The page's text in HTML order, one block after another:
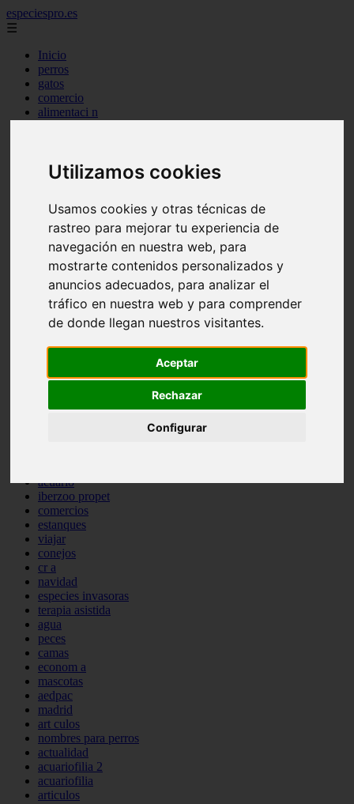
Utilizamos cookies
Usamos cookies y otras técnicas de
rastreo para mejorar tu experiencia de
navegación en nuestra web, para
mostrarte contenidos personalizados y
anuncios adecuados, para analizar el
tráfico en nuestra web y para comprender
de donde llegan nuestros visitantes.
Aceptar
Rechazar
Configurar
especiespro.es
☰
Inicio
perros
gatos
comercio
alimentaci n
tenencia responsable
ventas
aves
marketing
peque os mam feros
verano
legislaci n
peluquer a
accesorios
peluquer a canina
consejos
protagonistas
abandono
acuario
iberzoo propet
comercios
estanques
viajar
conejos
cr a
navidad
especies invasoras
terapia asistida
agua
peces
camas
econom a
mascotas
aedpac
madrid
art culos
nombres para perros
actualidad
acuariofilia 2
acuariofilia
articulos